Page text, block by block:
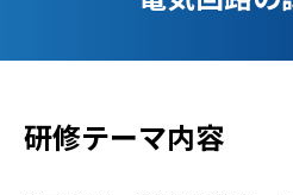
研修テーマ内容